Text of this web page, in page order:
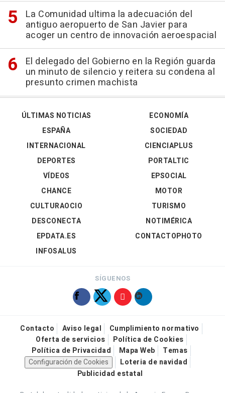
La Comunidad ultima la adecuación del
antiguo aeropuerto de San Javier para
acoger un centro de innovación aeroespacial
El delegado del Gobierno en la Región guarda
un minuto de silencio y reitera su condena al
presunto crimen machista
ÚLTIMAS NOTICIAS
ESPAÑA
INTERNACIONAL
DEPORTES
VÍDEOS
ECONOMÍA
SOCIEDAD
CIENCIAPLUS
PORTALTIC
EPSOCIAL
CHANCE
CULTURAOCIO
DESCONECTA
EPDATA.ES
INFOSALUS
MOTOR
TURISMO
NOTIMÉRICA
CONTACTOPHOTO
SÍGUENOS
Contacto Aviso legal
Cumplimiento normativo
Oferta de servicios
Política de Cookies
Política de Privacidad
Mapa Web
Temas
Configuración de Cookies
Loteria de navidad
Publicidad estatal